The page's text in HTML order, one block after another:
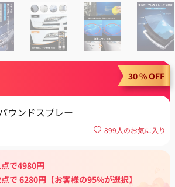
30 % OFF
ウンドスプレー
899人のお気に入り
で4980円
で 6280円【お客様の95%が選択】